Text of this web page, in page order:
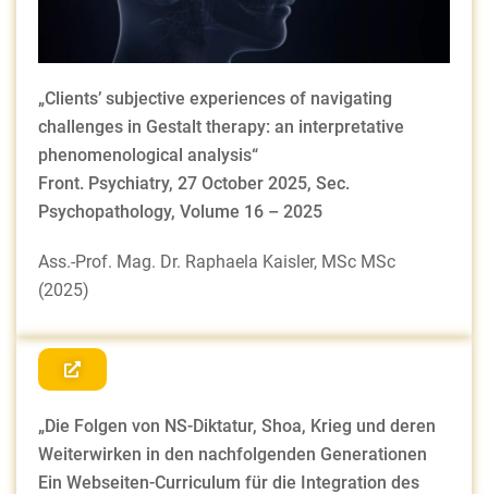
„Clients’ subjective experiences of navigating
challenges in Gestalt therapy: an interpretative
phenomenological analysis“
Front. Psychiatry, 27 October 2025, Sec.
Psychopathology, Volume 16 – 2025
Ass.-Prof. Mag. Dr. Raphaela Kaisler, MSc MSc
(2025)
„Die Folgen von NS-Diktatur, Shoa, Krieg und deren
Weiterwirken in den nachfolgenden Generationen
Ein Webseiten-Curriculum für die Integration des